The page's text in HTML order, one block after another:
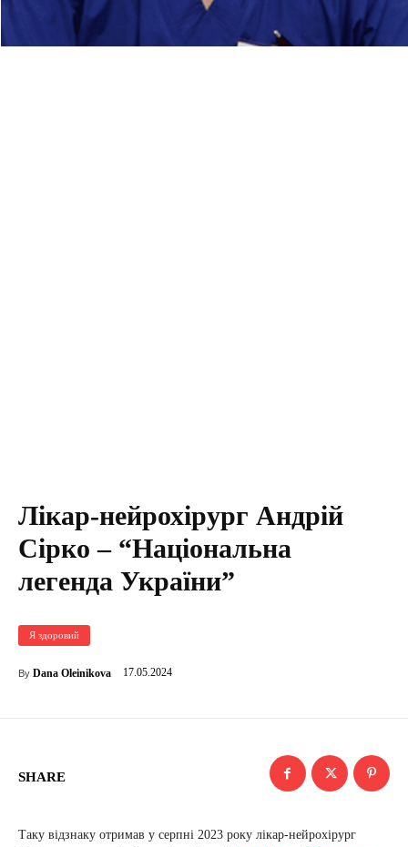
Лікар-нейрохірург Андрій
Сірко – “Національна
легенда України”
Я здоровий
By Dana Oleinikova 17.05.2024
SHARE
Таку відзнаку отримав у серпні 2023 року лікар-нейрохірург